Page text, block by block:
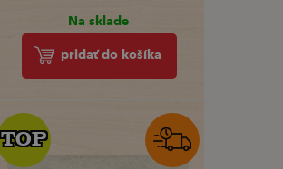
Na sklade
pridať do košíka
TOP
TOP